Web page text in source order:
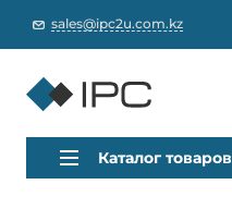
sales@ipc2u.com.kz
Каталог товаров